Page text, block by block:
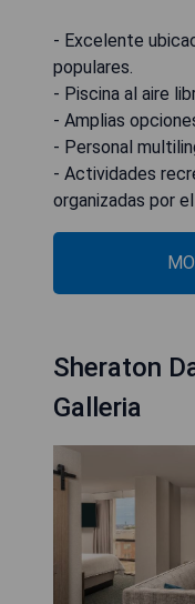
- Excelente
populares.
- Piscina al aire
- Amplias
- Personal
- Actividades
organizadas por
Sheraton
Galleria